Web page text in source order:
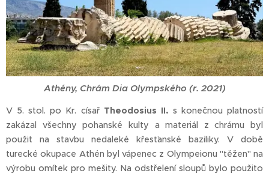
Athény, Chrám Dia Olympského (r. 2021)
V 5. stol. po Kr. císař Theodosius II. s konečnou platností
zakázal všechny pohanské kulty a materiál z chrámu byl
použit na stavbu nedaleké křesťanské baziliky. V době
turecké okupace Athén byl vápenec z Olympeionu "těžen" na
výrobu omítek pro mešity. Na odstřelení sloupů bylo použito